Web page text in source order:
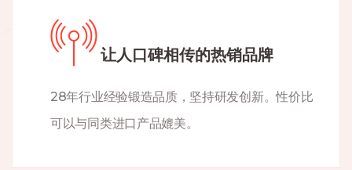
让人口碑相传的热销品牌
28年行业经验锻造品质，坚持研发创新。性价比
可以与同类进口产品媲美。